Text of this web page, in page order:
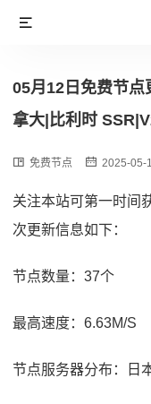
05月12日免费节点
拿大|比利时
免费节点 2025-05-
关注本站可第一时间
次更新信息如下：
节点数量：37个
最高速度：6.63M/S
节点服务器分布：日